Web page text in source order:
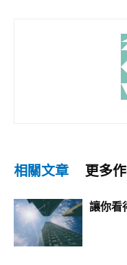
相關文章 更多
讓你看